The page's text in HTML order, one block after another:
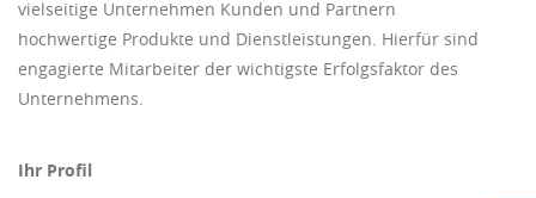
vielseitige Unternehmen Kunden und Partnern
hochwertige Produkte und Dienstleistungen. Hierfür sind
engagierte Mitarbeiter der wichtigste Erfolgsfaktor des
Unternehmens.
Ihr Profil